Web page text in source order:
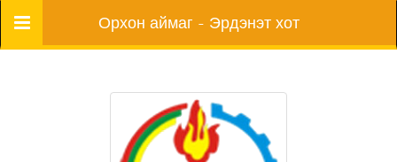
Цэс Орхон аймаг - Эрдэнэт хот